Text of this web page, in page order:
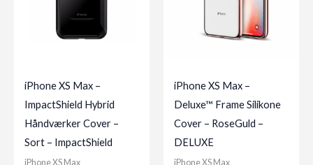
iPhone XS Max –
ImpactShield Hybrid
Håndværker Cover –
Sort – ImpactShield
iPhone XS Max
iPhone XS Max –
Deluxe™ Frame Silikone
Cover – RoseGuld –
DELUXE
iPhone XS Max